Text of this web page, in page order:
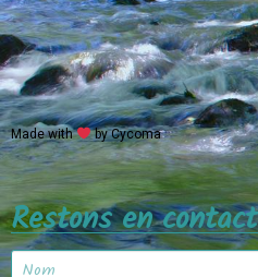
Made with by Cycoma
Restons en contact